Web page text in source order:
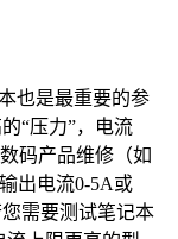
也是最重要的参
“压力”，电流
码产品维修（如
出电流0-5A或
需要测试笔记本